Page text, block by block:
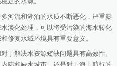
流和湖泊的水质不断恶化，严重影
淡化处理，可以将受污染的海水转化
修复水域环境具有重要意义。
于解决水资源短缺问题具有高效性。